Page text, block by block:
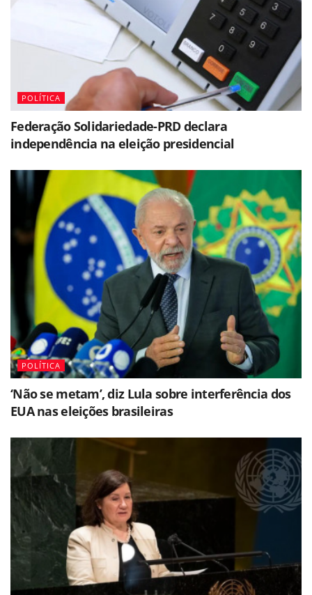
POLÍTICA
Federação Solidariedade-PRD declara
independência na eleição presidencial
POLÍTICA
‘Não se metam’, diz Lula sobre interferência dos
EUA nas eleições brasileiras